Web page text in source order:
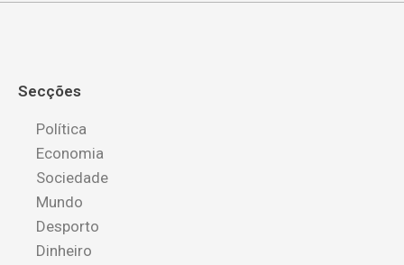
Secções
Política
Economia
Sociedade
Mundo
Desporto
Dinheiro